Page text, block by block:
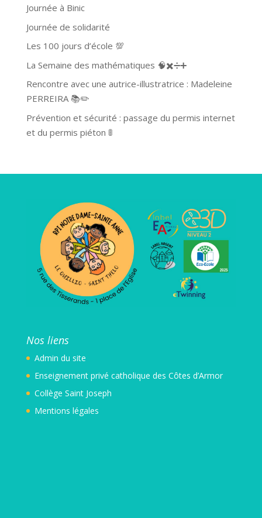
Journée à Binic
Journée de solidarité
Les 100 jours d’école 💯
La Semaine des mathématiques 🧠✖️➗➕
Rencontre avec une autrice-illustratrice : Madeleine
PERREIRA 📚✏️
Prévention et sécurité : passage du permis internet
et du permis piéton 🚦
Nos liens
Admin du site
Enseignement privé catholique des Côtes d’Armor
Collège Saint Joseph
Mentions légales